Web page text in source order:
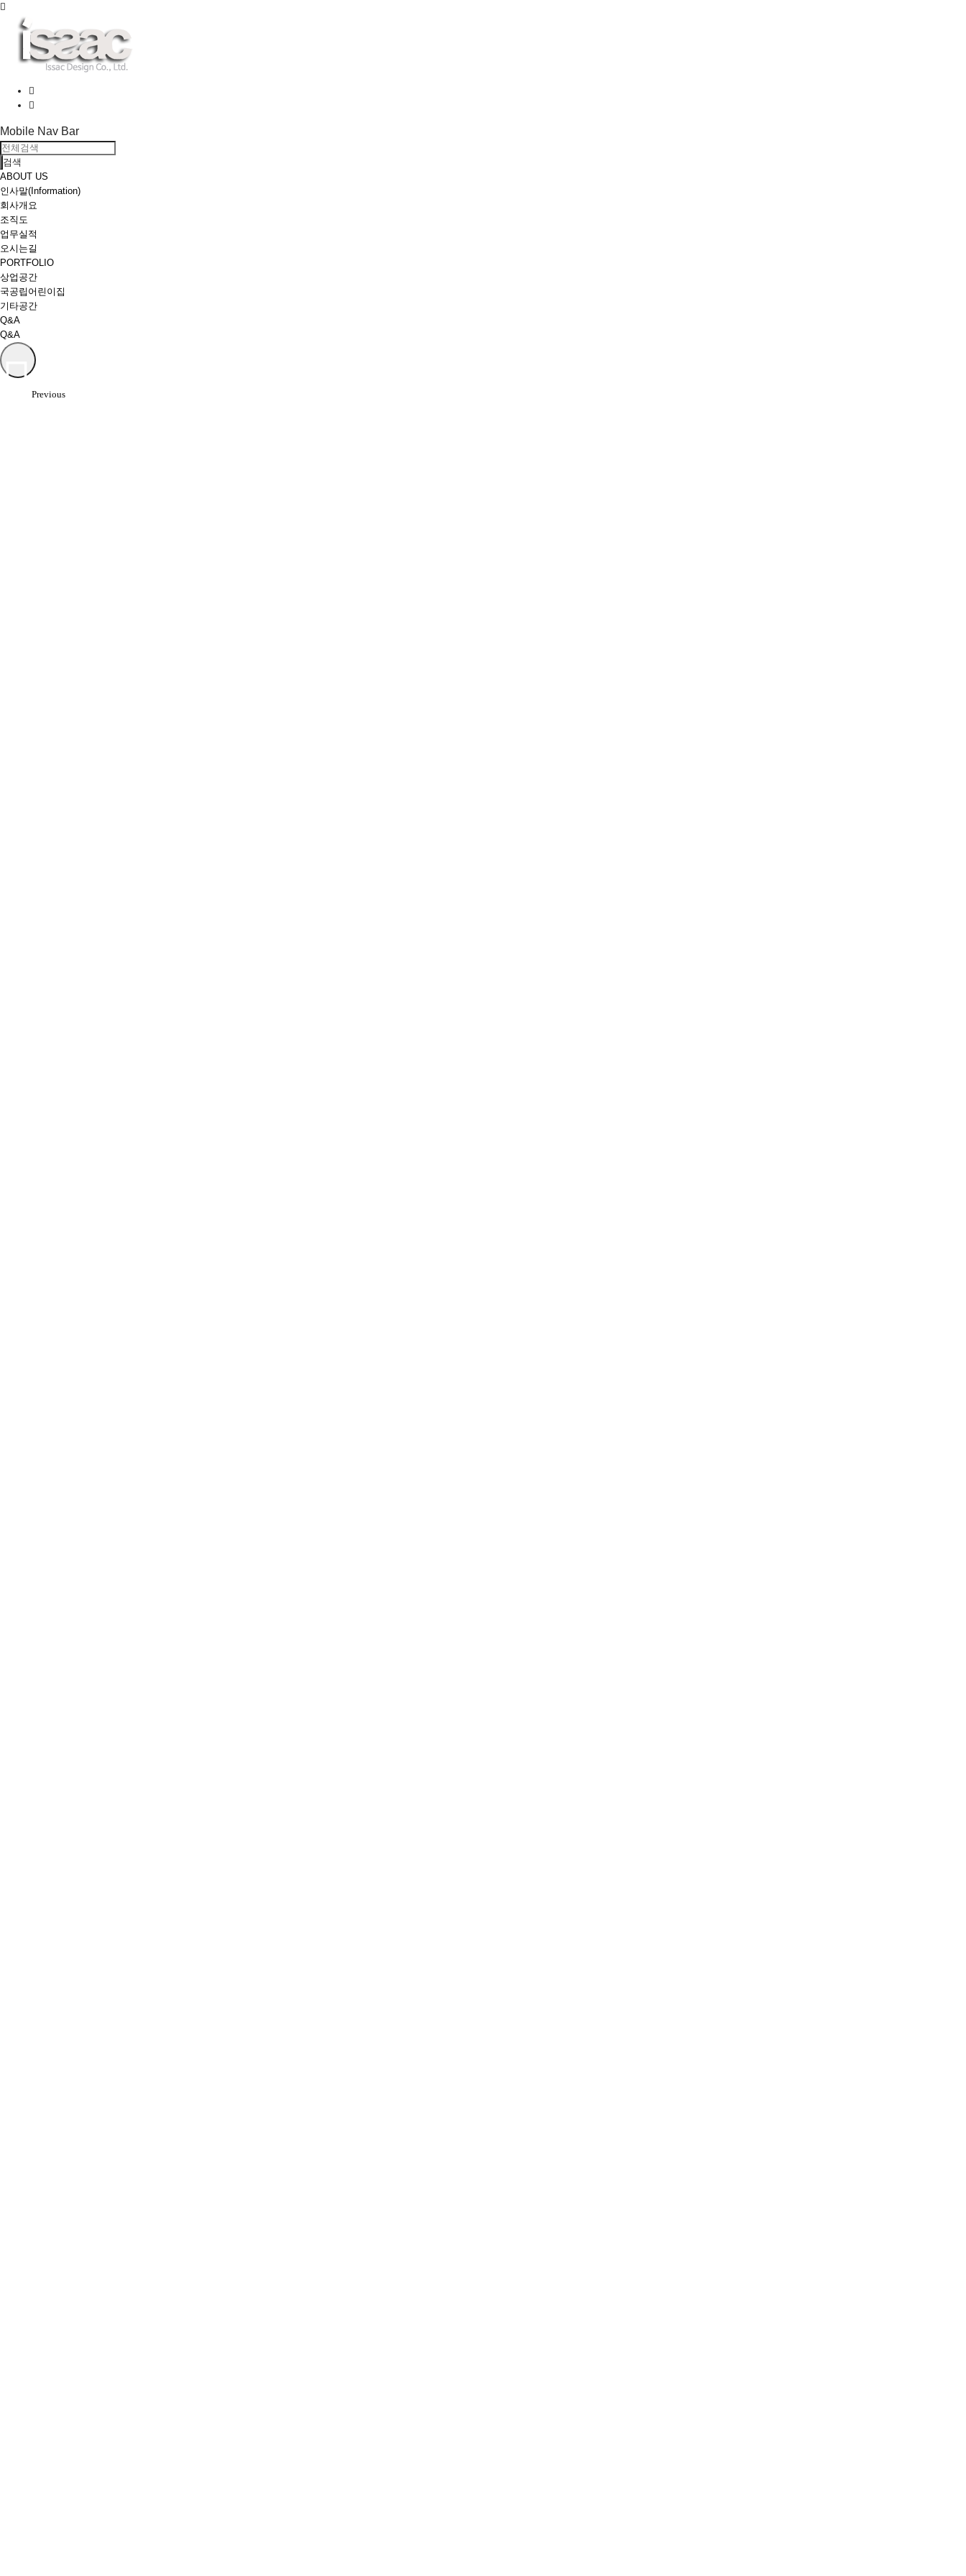
Toggle
navigation
Mobile Nav Bar
검색
ABOUT US
인사말(Information)
회사개요
조직도
업무실적
오시는길
PORTFOLIO
상업공간
국공립어린이집
기타공간
Q&A
Q&A
Previous